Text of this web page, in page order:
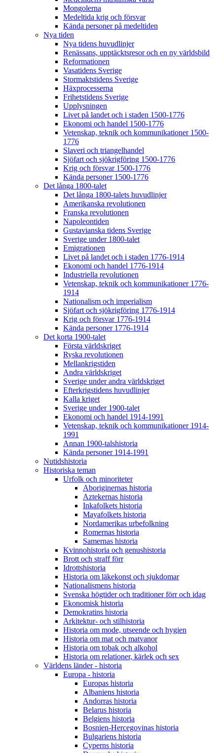
Mongolerna
Medeltida krig och försvar
Kända personer på medeltiden
Nya tiden
Nya tidens huvudlinjer
Renässans, upptäcktsresor och en ny världsbild
Reformationen
Vasatidens Sverige
Stormaktstidens Sverige
Häxprocesserna
Frihetstidens Sverige
Upplysningen
Livet på landet och i staden 1500-1776
Ekonomi och handel 1500-1776
Vetenskap, teknik och kommunikationer 1500-
1776
Slaveri och triangelhandel
Sjöfart och sjökrigföring 1500-1776
Krig och försvar 1500-1776
Kända personer 1500-1776
Det långa 1800-talet
Det långa 1800-talets huvudlinjer
Amerikanska revolutionen
Franska revolutionen
Napoleontiden
Gustavianska tidens Sverige
Sverige under 1800-talet
Emigrationen
Livet på landet och i staden 1776-1914
Ekonomi och handel 1776-1914
Industriella revolutionen
Vetenskap, teknik och kommunikationer 1776-
1914
Nationalism och imperialism
Sjöfart och sjökrigföring 1776-1914
Krig och försvar 1776-1914
Kända personer 1776-1914
Det korta 1900-talet
Första världskriget
Ryska revolutionen
Mellankrigstiden
Andra världskriget
Sverige under andra världskriget
Efterkrigstidens huvudlinjer
Kalla kriget
Sverige under 1900-talet
Ekonomi och handel 1914-1991
Vetenskap, teknik och kommunikationer 1914-
1991
Annan 1900-talshistoria
Kända personer 1914-1991
Nutidshistoria
Historiska teman
Urfolk och minoriteter
Aboriginernas historia
Aztekernas historia
Inkafolkets historia
Mayafolkets historia
Nordamerikas urbefolkning
Romernas historia
Samernas historia
Kvinnohistoria och genushistoria
Brott och straff förr
Idrottshistoria
Historia om läkekonst och sjukdomar
Nationalismens historia
Svenska högtider och traditioner förr och idag
Ekonomisk historia
Demokratins historia
Arkitektur- och stilhistoria
Historia om mode, utseende och hygien
Historia om mat och matvanor
Historia om tobak och alkohol
Historia om relationer, kärlek och sex
Världens länder - historia
Europa - historia
Europas historia
Albaniens historia
Andorras historia
Belarus historia
Belgiens historia
Bosnien-Hercegovinas historia
Bulgariens historia
Cyperns historia